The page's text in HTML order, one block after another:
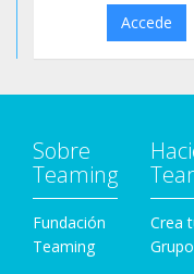
Accede
Sobre
Teaming
Fundación
Teaming
Crea
Grupo